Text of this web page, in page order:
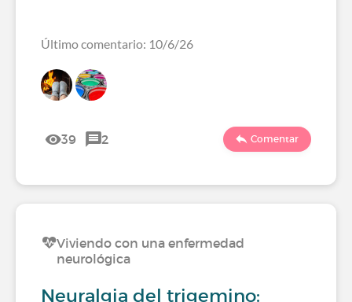
Último comentario: 10/6/26
39 2 Comentar
Viviendo con una enfermedad
neurológica
Neuralgia del trigemino: